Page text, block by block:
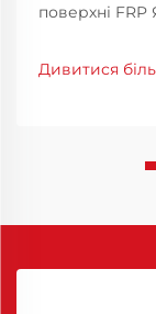
поверхні FRP
(FRP),
і в
Дивитися